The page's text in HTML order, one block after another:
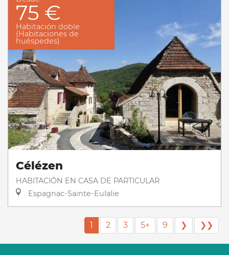
75 €
Habitación doble
(Habitaciones de
huéspedes)
Célézen
HABITACIÓN EN CASA DE PARTICULAR
Espagnac-Sainte-Eulalie
1 2 3 5+ 9 ❯ ❯❯